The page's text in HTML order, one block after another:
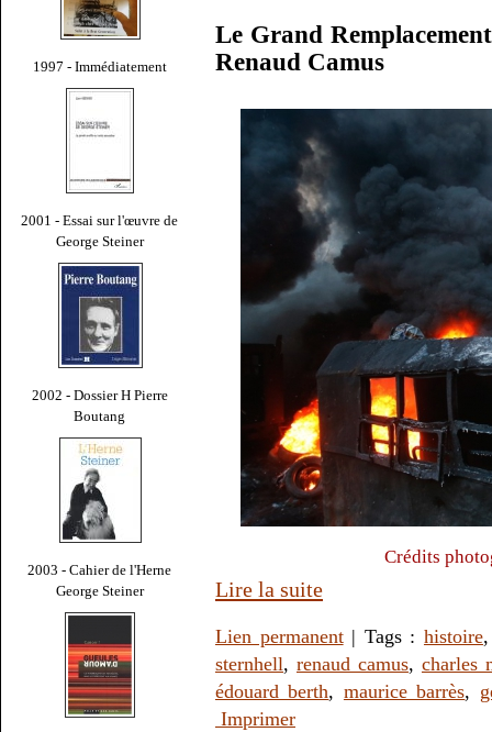
1997 - Immédiatement
2001 - Essai sur l'œuvre de
George Steiner
2002 - Dossier H Pierre
Boutang
2003 - Cahier de l'Herne
George Steiner
Le Grand
Renaud Camus
Crédits
Lire la suite
Lien permanent| Tags : histoire
sternhell, renaud camus, charles
édouard berth, maurice barrès,
Imprimer